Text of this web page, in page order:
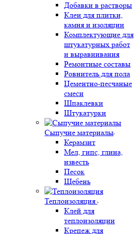
Добавки в растворы
Клеи для плитки,
камня и изоляции
Комплектующие для
штукатурных работ
и выравнивания
Ремонтные составы
Ровнитель для пола
Цементно-песчаные
смеси
Шпаклевки
Штукатурки
Сыпучие материалы
Керамзит
Мел, гипс, глина,
известь
Песок
Щебень
Теплоизоляция
Клей для
теплоизоляции
Крепеж для